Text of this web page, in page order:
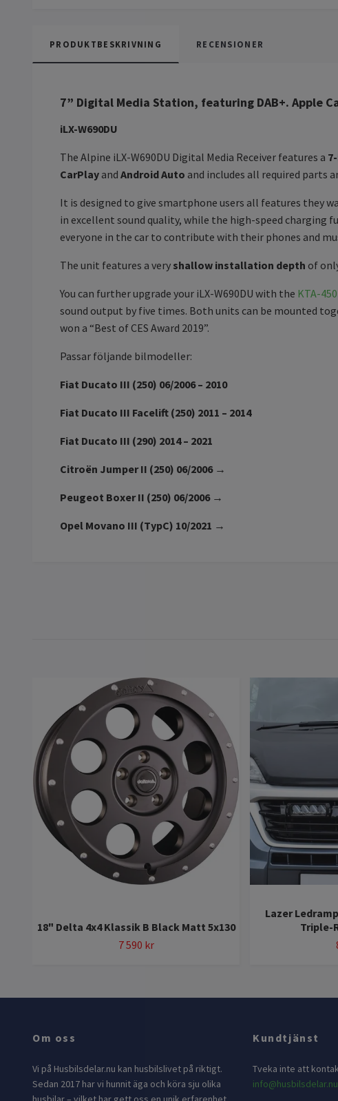
PRODUKTBESKRIVNING RECENSIONER
7” Digital Media Station, featuring DAB+. Apple
iLX-W690DU
The Alpine iLX-W690DU Digital Media Receiver features a
CarPlay and Android Auto and includes all required parts
It is designed to give smartphone users all features they
in excellent sound quality, while the high-speed
everyone in the car to contribute with their phones and
The unit features a very shallow installation depth of
You can further upgrade your iLX-W690DU with the KTA-450
sound output by five times. Both units can be mounted
won a “Best of CES Award 2019”.
Passar följande bilmodeller:
Fiat Ducato III (250) 06/2006 – 2010
Fiat Ducato III Facelift (250) 2011 – 2014
Fiat Ducato III (290) 2014 – 2021
Citroën Jumper II (250) 06/2006 →
Peugeot Boxer II (250) 06/2006 →
Opel Movano III (TypC) 10/2021 →
18" Delta 4x4 Klassik B Black Matt 5x130
7 590 kr
Lazer
Triple-
Om oss
Vi på Husbilsdelar.nu kan husbilslivet på riktigt.
Sedan 2017 har vi hunnit äga och köra sju olika
Kundtjänst
Tveka inte att
info@husbilsdelar.nu